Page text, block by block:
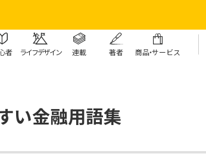
者 ライフデザイン 連載 著者 商品・サービス
い金融用語集